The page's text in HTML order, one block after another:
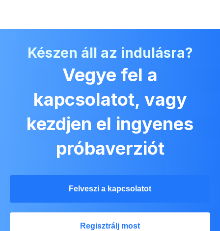
Készen áll az indulásra?
Vegye fel a
kapcsolatot, vagy
kezdjen el ingyenes
próbaverziót
Felveszi a kapcsolatot
Regisztrálj most